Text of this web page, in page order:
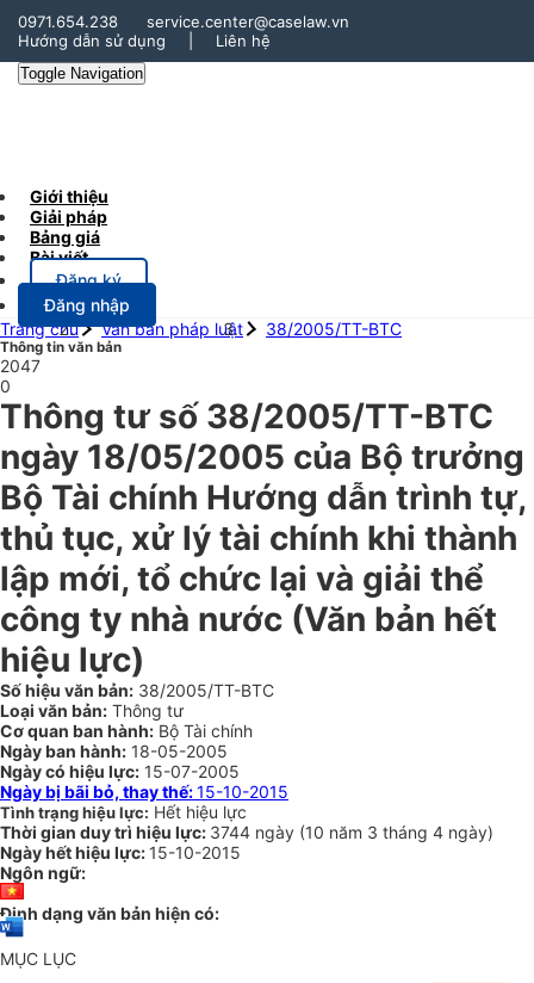
0971.654.238
service.center@caselaw.vn
Hướng dẫn sử dụng
Liên hệ
Toggle Navigation
Giới thiệu
Giải pháp
Bảng giá
Bài viết
Đăng ký
Đăng nhập
Trang chủ
Văn bản pháp luật 38/2005/TT-BTC
Thông tin văn bản
2047
0
Thông tư số 38/2005/TT-BTC
ngày 18/05/2005 của Bộ trưởng
Bộ Tài chính Hướng dẫn trình tự,
thủ tục, xử lý tài chính khi thành
lập mới, tổ chức lại và giải thể
công ty nhà nước (Văn bản hết
hiệu lực)
Số hiệu văn bản: 38/2005/TT-BTC
Loại văn bản: Thông tư
Cơ quan ban hành: Bộ Tài chính
Ngày ban hành: 18-05-2005
Ngày có hiệu lực: 15-07-2005
Ngày bị bãi bỏ, thay thế:15-10-2015
Tình trạng hiệu lực: Hết hiệu lực
Thời gian duy trì hiệu lực: 3744 ngày (10 năm 3 tháng 4 ngày)
Ngày hết hiệu lực: 15-10-2015
Ngôn ngữ:
Định dạng văn bản hiện có:
MỤC LỤC